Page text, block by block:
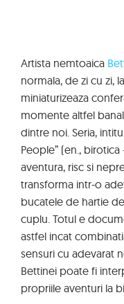
Artista nemtoaica
normala, de zi cu zi,
miniaturizeaza
momente altfel
dintre noi. Seria,
People” (en.,
aventura, risc si
transforma intr-o
bucatele de hartie
cuplu. Totul e
astfel incat
sensuri cu adevarat
Bettinei poate fi
propriile aventuri la